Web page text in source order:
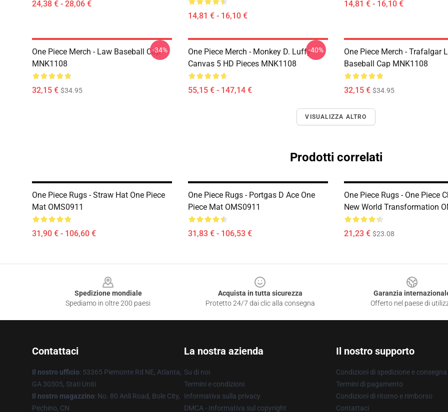
24,38 € - 28,06 €
14,81 € - 16,10 €
14,81 € - 16,10 €
One Piece Merch - Law Baseball Cap
MNK1108
32,15 € $34.95
-34%
One Piece Merch - Monkey D. Luffy
Canvas 5 HD Pieces MNK1108
55,15 € - 147,14 €
-40%
One Piece Merch - Trafalgar
Baseball Cap MNK1108
32,15 € $34.95
VISUALIZZA ALTRO
Prodotti correlati
One Piece Rugs - Straw Hat One Piece
Mat OMS0911
31,90 € - 106,60 €
One Piece Rugs - Portgas D Ace One
Piece Mat OMS0911
31,83 € - 106,53 €
One Piece Rugs - One Piece
New World Transformation
21,23 € $23.08
Spedizione mondiale
Spediamo in oltre 200 paesi
Acquista in tutta sicurezza
Protetto 24/7 dai clic alla consegna
Garanzia
Offerto nel paese di
Contattaci
Il nostro ufficio: 53365 Piemonte Rd NE, Atlanta,
GA 30305, Stati Uniti
Il nostro magazzino: No. 80 Anli Road, Bole City,
Pechino, CN
La nostra azienda
Su di noi
Termini e condizioni
Informativa sulla privacy
DMCA - Informativa sul copyright
Il nostro supporto
Condizioni di spedizione e consegna
Termini di pagamento
Condizioni di ritorno e rimborso
Contattaci